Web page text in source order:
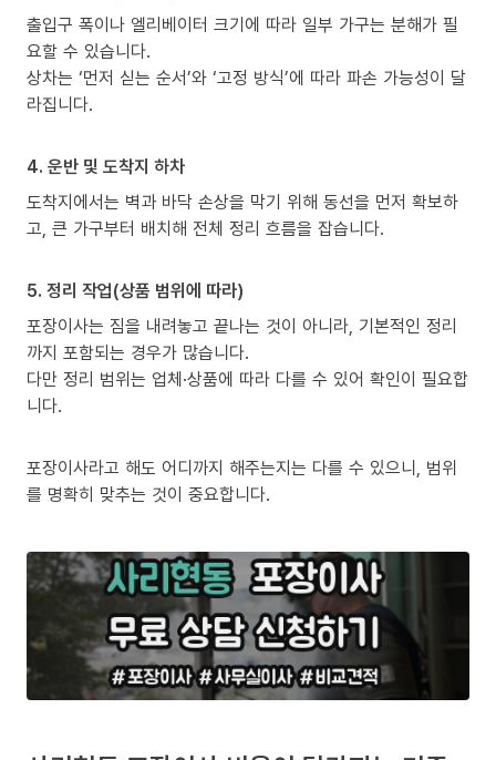
출입구 폭이나 엘리베이터 크기에 따라 일부 가구는 분해가 필
요할 수 있습니다.
상차는 ‘먼저 싣는 순서’와 ‘고정 방식’에 따라 파손 가능성이 달
라집니다.
4. 운반 및 도착지 하차
도착지에서는 벽과 바닥 손상을 막기 위해 동선을 먼저 확보하
고, 큰 가구부터 배치해 전체 정리 흐름을 잡습니다.
5. 정리 작업(상품 범위에 따라)
포장이사는 짐을 내려놓고 끝나는 것이 아니라, 기본적인 정리
까지 포함되는 경우가 많습니다.
다만 정리 범위는 업체·상품에 따라 다를 수 있어 확인이 필요합
니다.
포장이사라고 해도 어디까지 해주는지는 다를 수 있으니, 범위
를 명확히 맞추는 것이 중요합니다.